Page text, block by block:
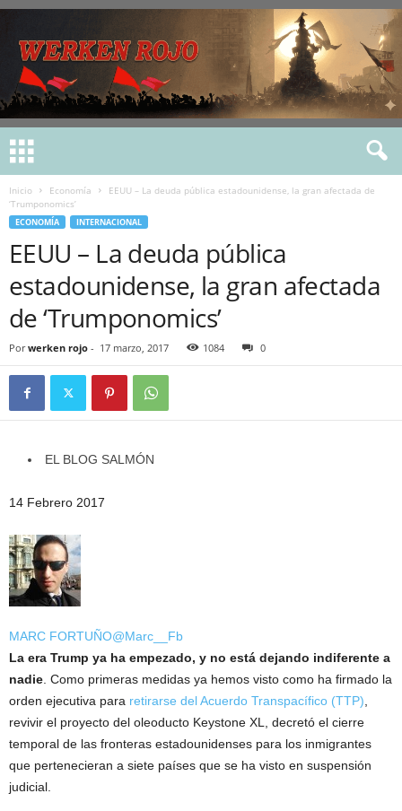
Inicio Economía
EEUU – La deuda pública estadounidense, la gran afectada de
‘Trumponomics’
ECONOMÍA INTERNACIONAL
EEUU – La deuda pública
estadounidense, la gran afectada
de ‘Trumponomics’
Por werken rojo - 17 marzo, 2017 1084 0
EL BLOG SALMÓN
14 Febrero 2017
MARC FORTUÑO@Marc__Fb
La era Trump ya ha empezado, y no está dejando indiferente a
nadie . Como primeras medidas ya hemos visto como ha firmado la
orden ejecutiva para retirarse del Acuerdo Transpacífico (TTP)
revivir el proyecto del oleoducto Keystone XL, decretó el cierre
temporal de las fronteras estadounidenses para los inmigrantes
que pertenecieran a siete países que se ha visto en suspensión
judicial.